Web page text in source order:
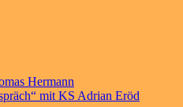
Hermann
mit KS Adrian Eröd